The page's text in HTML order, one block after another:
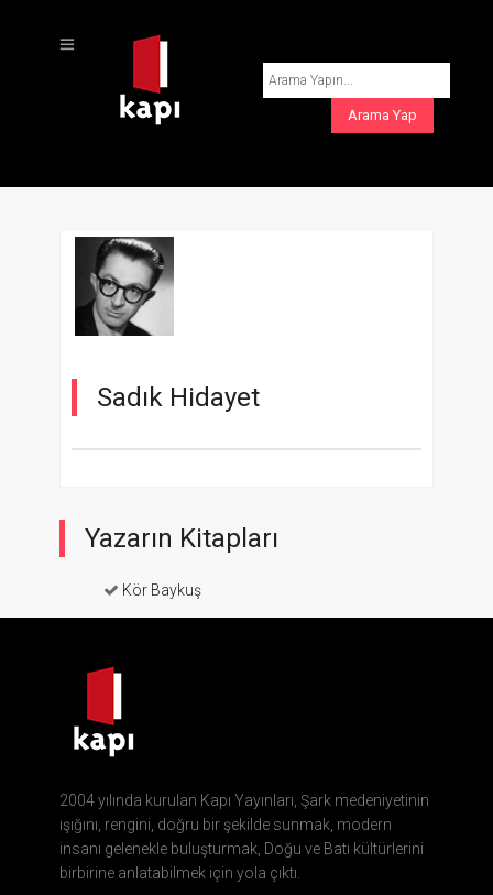
Sadık Hidayet
Yazarın Kitapları
Kör Baykuş
2004 yılında kurulan Kapı Yayınları, Şark medeniyetinin
ışığını, rengini, doğru bir şekilde sunmak, modern
insanı gelenekle buluşturmak, Doğu ve Batı kültürlerini
birbirine anlatabilmek için yola çıktı.